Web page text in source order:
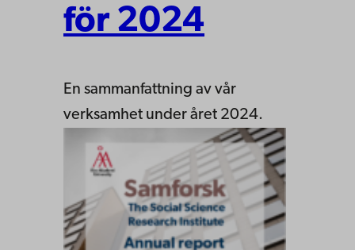
för 2024
En sammanfattning av vår
verksamhet under året 2024.